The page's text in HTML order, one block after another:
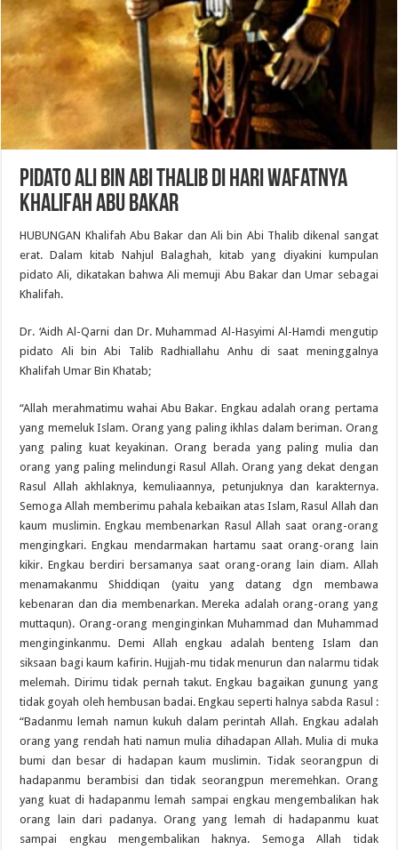
Pidato Ali bin Abi Thalib di Hari Wafatnya
Khalifah Abu Bakar
HUBUNGAN Khalifah Abu Bakar dan Ali bin Abi Thalib dikenal sangat
erat. Dalam kitab Nahjul Balaghah, kitab yang diyakini kumpulan
pidato Ali, dikatakan bahwa Ali memuji Abu Bakar dan Umar sebagai
Khalifah.
Dr. ‘Aidh Al-Qarni dan Dr. Muhammad Al-Hasyimi Al-Hamdi mengutip
pidato Ali bin Abi Talib Radhiallahu Anhu di saat meninggalnya
Khalifah Umar Bin Khatab;
“Allah merahmatimu wahai Abu Bakar. Engkau adalah orang pertama
yang memeluk Islam. Orang yang paling ikhlas dalam beriman. Orang
yang paling kuat keyakinan. Orang berada yang paling mulia dan
orang yang paling melindungi Rasul Allah. Orang yang dekat dengan
Rasul Allah akhlaknya, kemuliaannya, petunjuknya dan karakternya.
Semoga Allah memberimu pahala kebaikan atas Islam, Rasul Allah dan
kaum muslimin. Engkau membenarkan Rasul Allah saat orang-orang
mengingkari. Engkau mendarmakan hartamu saat orang-orang lain
kikir. Engkau berdiri bersamanya saat orang-orang lain diam. Allah
menamakanmu Shiddiqan (yaitu yang datang dgn membawa
kebenaran dan dia membenarkan. Mereka adalah orang-orang yang
muttaqun). Orang-orang menginginkan Muhammad dan Muhammad
menginginkanmu. Demi Allah engkau adalah benteng Islam dan
siksaan bagi kaum kafirin. Hujjah-mu tidak menurun dan nalarmu tidak
melemah. Dirimu tidak pernah takut. Engkau bagaikan gunung yang
tidak goyah oleh hembusan badai. Engkau seperti halnya sabda Rasul :
“Badanmu lemah namun kukuh dalam perintah Allah. Engkau adalah
orang yang rendah hati namun mulia dihadapan Allah. Mulia di muka
bumi dan besar di hadapan kaum muslimin. Tidak seorangpun di
hadapanmu berambisi dan tidak seorangpun meremehkan. Orang
yang kuat di hadapanmu lemah sampai engkau mengembalikan hak
orang lain dari padanya. Orang yang lemah di hadapanmu kuat
sampai engkau mengembalikan haknya. Semoga Allah tidak